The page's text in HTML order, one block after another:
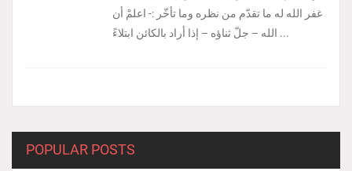
غفر الله له ما تقدّم من نظره وما تأخّر :- ‏اعلمْ أن
الله – جلّ ثناؤه – إذا أراد بالكائن ابتلاءً ...
POPULAR POSTS